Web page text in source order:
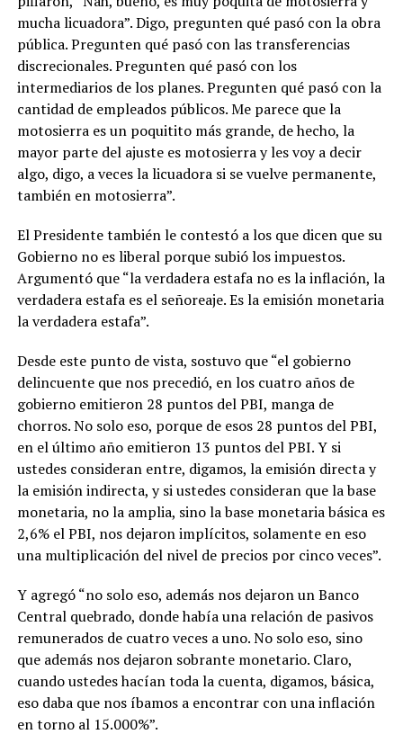
mucha licuadora”. Digo, pregunten qué pasó con la obra
pública. Pregunten qué pasó con las transferencias
discrecionales. Pregunten qué pasó con los
intermediarios de los planes. Pregunten qué pasó con la
cantidad de empleados públicos. Me parece que la
motosierra es un poquitito más grande, de hecho, la
mayor parte del ajuste es motosierra y les voy a decir
algo, digo, a veces la licuadora si se vuelve permanente,
también en motosierra”.
El Presidente también le contestó a los que dicen que su
Gobierno no es liberal porque subió los impuestos.
Argumentó que “la verdadera estafa no es la inflación, la
verdadera estafa es el señoreaje. Es la emisión monetaria
la verdadera estafa”.
Desde este punto de vista, sostuvo que “el gobierno
delincuente que nos precedió, en los cuatro años de
gobierno emitieron 28 puntos del PBI, manga de
chorros. No solo eso, porque de esos 28 puntos del PBI,
en el último año emitieron 13 puntos del PBI. Y si
ustedes consideran entre, digamos, la emisión directa y
la emisión indirecta, y si ustedes consideran que la base
monetaria, no la amplia, sino la base monetaria básica es
2,6% el PBI, nos dejaron implícitos, solamente en eso
una multiplicación del nivel de precios por cinco veces”.
Y agregó “no solo eso, además nos dejaron un Banco
Central quebrado, donde había una relación de pasivos
remunerados de cuatro veces a uno. No solo eso, sino
que además nos dejaron sobrante monetario. Claro,
cuando ustedes hacían toda la cuenta, digamos, básica,
eso daba que nos íbamos a encontrar con una inflación
en torno al 15.000%”.